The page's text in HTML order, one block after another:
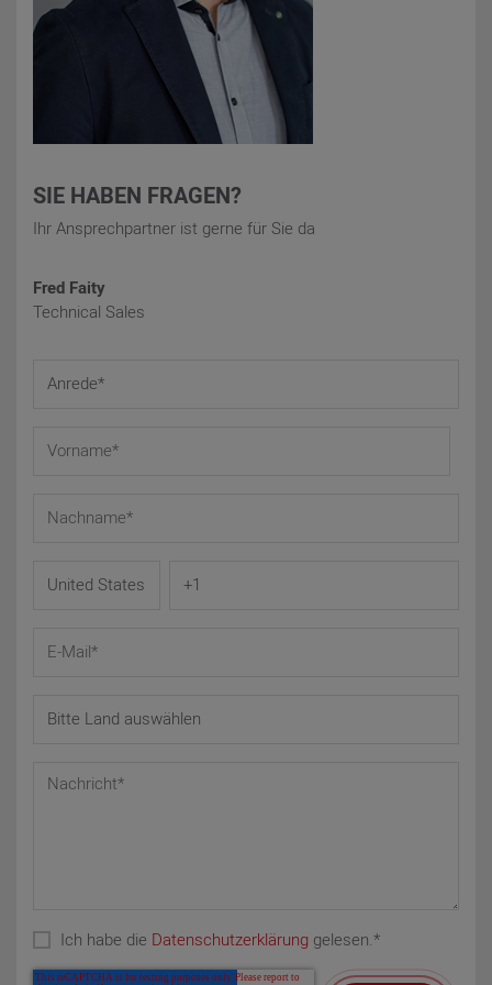
SIE HABEN FRAGEN?
Ihr Ansprechpartner ist gerne für Sie da
Fred Faity
Technical Sales
Ich habe die Datenschutzerklärung gelesen.*